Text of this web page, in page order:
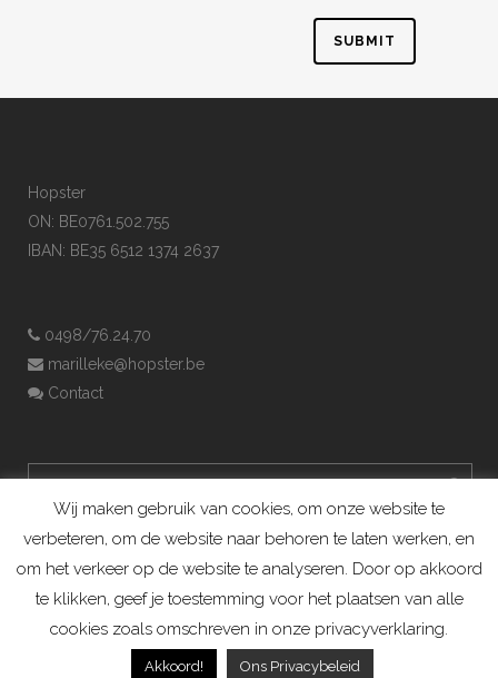
Hopster
ON: BE0761.502.755
IBAN: BE35 6512 1374 2637
0498/76.24.70
marilleke@hopster.be
Contact
Konijnenadviesbureau Hopster ©2019
Wij maken gebruik van cookies, om onze website te
verbeteren, om de website naar behoren te laten werken, en
om het verkeer op de website te analyseren. Door op akkoord
te klikken, geef je toestemming voor het plaatsen van alle
cookies zoals omschreven in onze privacyverklaring.
Akkoord! Ons Privacybeleid